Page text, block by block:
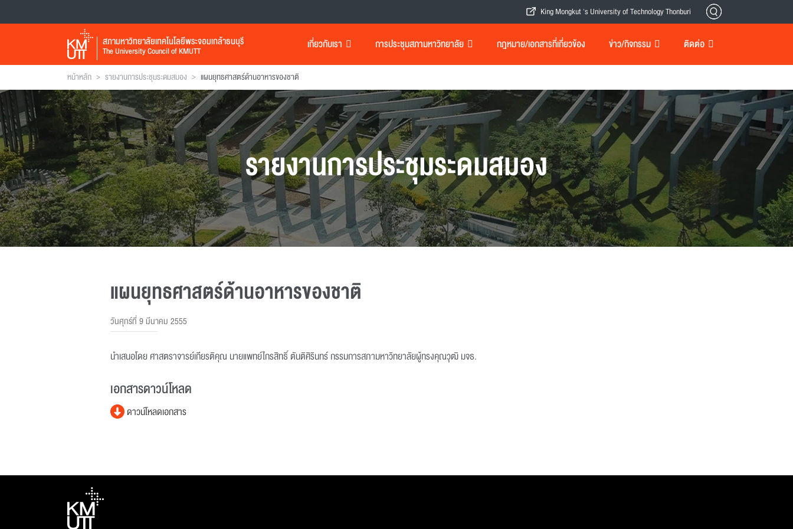
King Mongkut 's University of Technology Thonburi
สภามหาวิทยาลัยเทคโนโลยีพระจอมเกล้าธนบุรี
The University Council of KMUTT เกี่ยวกับเรา การประชุมสภามหาวิทยาลัย กฎหมาย/เอกสารที่เกี่ยวข้อง ข่าว/กิจกรรม ติดต่อ
หน้าหลัก > รายงานการประชุมระดมสมอง > แผนยุทธศาสตร์ด้านอาหารของชาติ
รายงานการประชุมระดมสมอง
แผนยุทธศาสตร์ด้านอาหารของชาติ
วันศุกร์ที่ 9 มีนาคม 2555
นำเสนอโดย ศาสตราจารย์เกียรติคุณ นายแพทย์ไกรสิทธิ์ ตันติศิรินทร์ กรรมการสภามหาวิทยาลัยผู้ทรงคุณวุฒิ มจธ.
เอกสารดาวน์โหลด
ดาวน์โหลดเอกสาร